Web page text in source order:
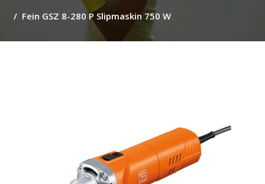
Fein GSZ 8-280 P Slipmaskin 750 W